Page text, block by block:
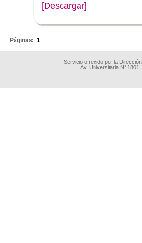
[Descargar]
Páginas: 1
Servicio ofrecido por la
Av. Universitaria N°